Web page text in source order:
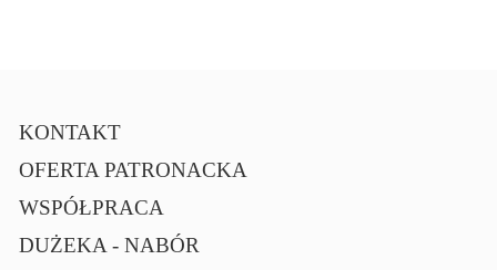
KONTAKT
OFERTA PATRONACKA
WSPÓŁPRACA
DUŻEKA - NABÓR